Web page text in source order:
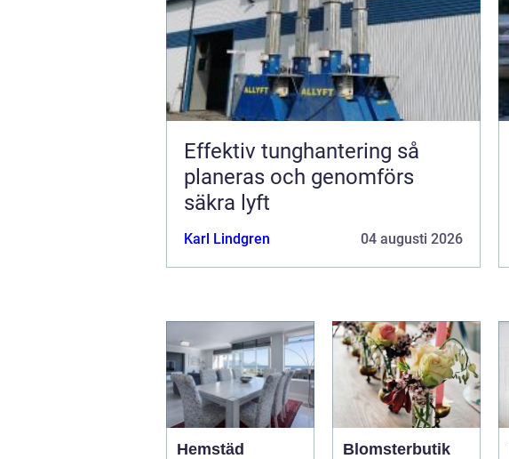
Effektiv tunghantering så
planeras och genomförs
säkra lyft
Karl Lindgren 04 augusti 2026
Hemstäd
Blomsterbutik